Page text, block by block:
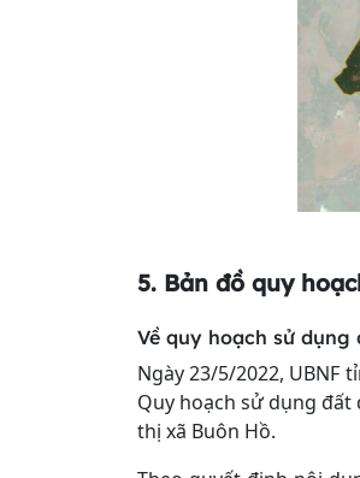
5. Bản đồ quy
Về quy hoạch sử dụng
Ngày 23/5/2022, UBNF
Quy hoạch sử dụng đất
thị xã Buôn Hồ.